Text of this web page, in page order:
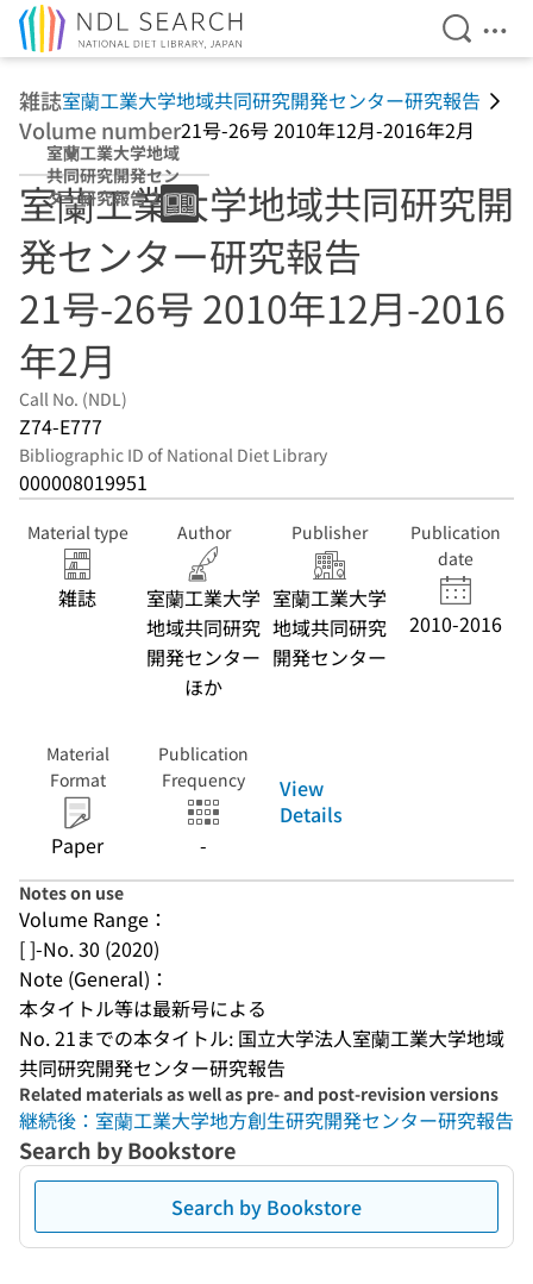
Open
雑誌室蘭工業大学地域共同研究開発センター研究報告
Volume number21号-26号 2010年12月-2016年2月
室蘭工業大学地域
共同研究開発セン
ター研究報告 21
号-26号 2010年12
月-2016年2月
室蘭工業大学地域共同研究開
発センター研究報告
21号-26号 2010年12月-2016
年2月
Call No. (NDL)
Z74-E777
Bibliographic ID of National Diet Library
000008019951
Material type
雑誌
Author
室蘭工業大学
地域共同研究
開発センター
ほか
Publisher
室蘭工業大学
地域共同研究
開発センター
Publication
date
2010-2016
Material
Format
Paper
Publication
Frequency
-
View
Details
Notes on use
Volume Range：
[ ]-No. 30 (2020)
Note (General)：
本タイトル等は最新号による
No. 21までの本タイトル: 国立大学法人室蘭工業大学地域
共同研究開発センター研究報告
Related materials as well as pre- and post-revision versions
継続後：室蘭工業大学地方創生研究開発センター研究報告
Search by Bookstore
Search by Bookstore